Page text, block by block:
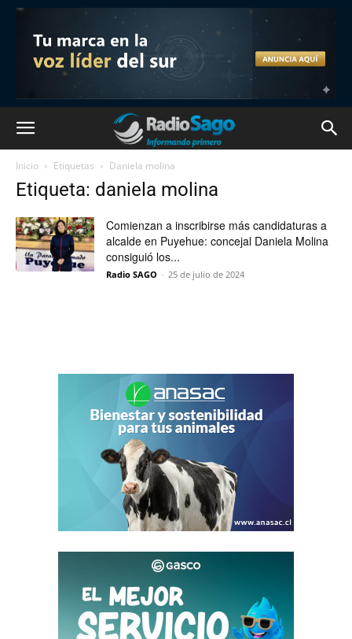
Inicio Etiquetas Daniela molina
Etiqueta: daniela molina
Comienzan a inscribirse más candidaturas a
alcalde en Puyehue: concejal Daniela Molina
consiguió los...
Radio SAGO - 25 de julio de 2024